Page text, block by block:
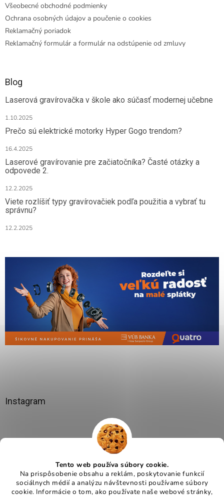
Tento web používa súbory cookie.
Na prispôsobenie obsahu a reklám, poskytovanie funkcií
sociálnych médií a analýzu návštevnosti používame súbory
cookie. Informácie o tom, ako používate naše webové stránky,
Všeobecné obchodné podmienky
Ochrana osobných údajov a poučenie o cookies
Reklamačný poriadok
Reklamačný formulár a formulár na odstúpenie od zmluvy
Blog
Laserová gravírovačka v škole ako súčasť modernej učebne
1.10.2025
Prečo sú elektrické motorky Hyper Gogo trendom?
16.4.2025
Laserové gravírovanie pre začiatočníka? Časté otázky a
odpovede 2.
12.2.2025
Viete rozlíšiť typy gravírovačiek podľa použitia a vybrať tu
správnu?
12.2.2025
Instagram